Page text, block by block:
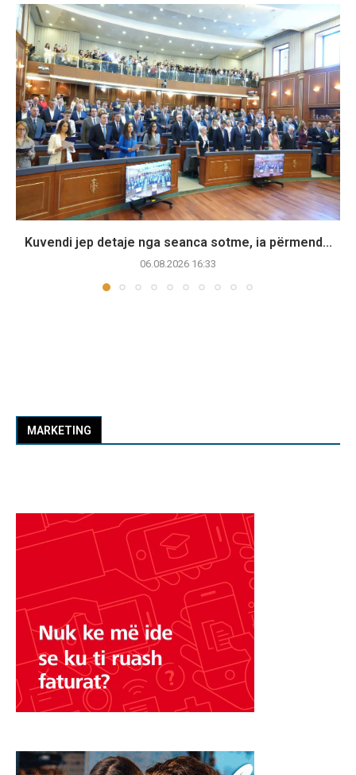
Kuvendi jep detaje nga seanca sotme, ia përmend...
06.08.2026 16:33
MARKETING